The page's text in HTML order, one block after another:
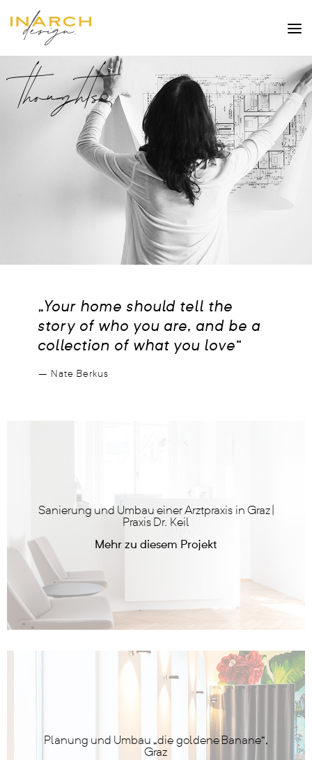
thoughts
„Your home should tell the
story of who you are, and be a
collection ofwhat you love“
– Nate Berkus
Sanierung und Umbau einer Arztpraxis in Graz |
Praxis Dr. Keil
Planung und Umbau „die goldene Banane“,
Graz